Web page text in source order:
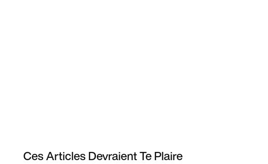
Ces Articles Devraient Te Plaire